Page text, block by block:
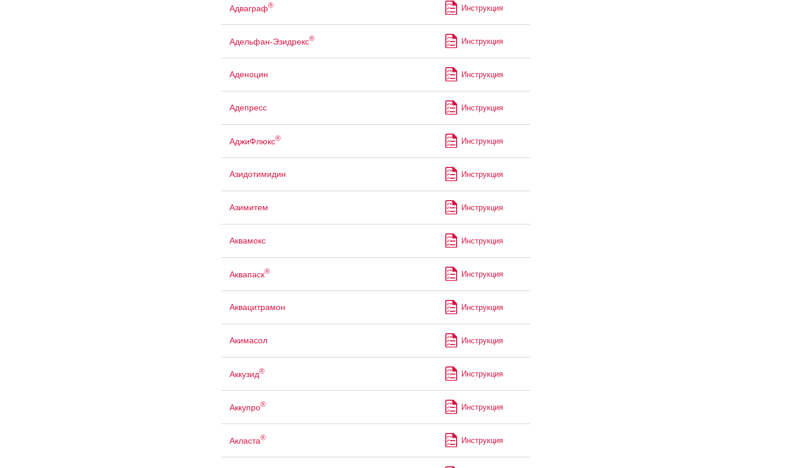
Адваграф® Инструкция
Адельфан-Эзидрекс® Инструкция
Аденоцин Инструкция
Адепресс Инструкция
АджиФлюкс® Инструкция
Азидотимидин Инструкция
Азимитем Инструкция
Аквамокс Инструкция
Аквапаск® Инструкция
Аквацитрамон Инструкция
Акимасол Инструкция
Аккузид® Инструкция
Аккупро® Инструкция
Акласта® Инструкция